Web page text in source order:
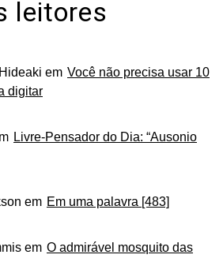
leitores
em Você não precisa usar 10
digitar
Livre-Pensador do Dia: “Ausonio
em Em uma palavra [483]
em O admirável mosquito das